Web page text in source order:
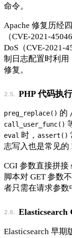
命令。
Apache 修复历经
（CVE-2021-
DoS（CVE-2021-
制日志配置时利用
修复。
PHP 代码执行
preg_replace() 的
call_user_func()
eval 时， assert()
志写入也是常见的
CGI 参数直接拼接
脚本对 GET 参数
者只需在请求参数
Elasticsearch
Elasticsearch 早期